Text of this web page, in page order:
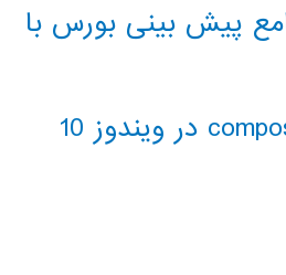
پیش بینی بورس با